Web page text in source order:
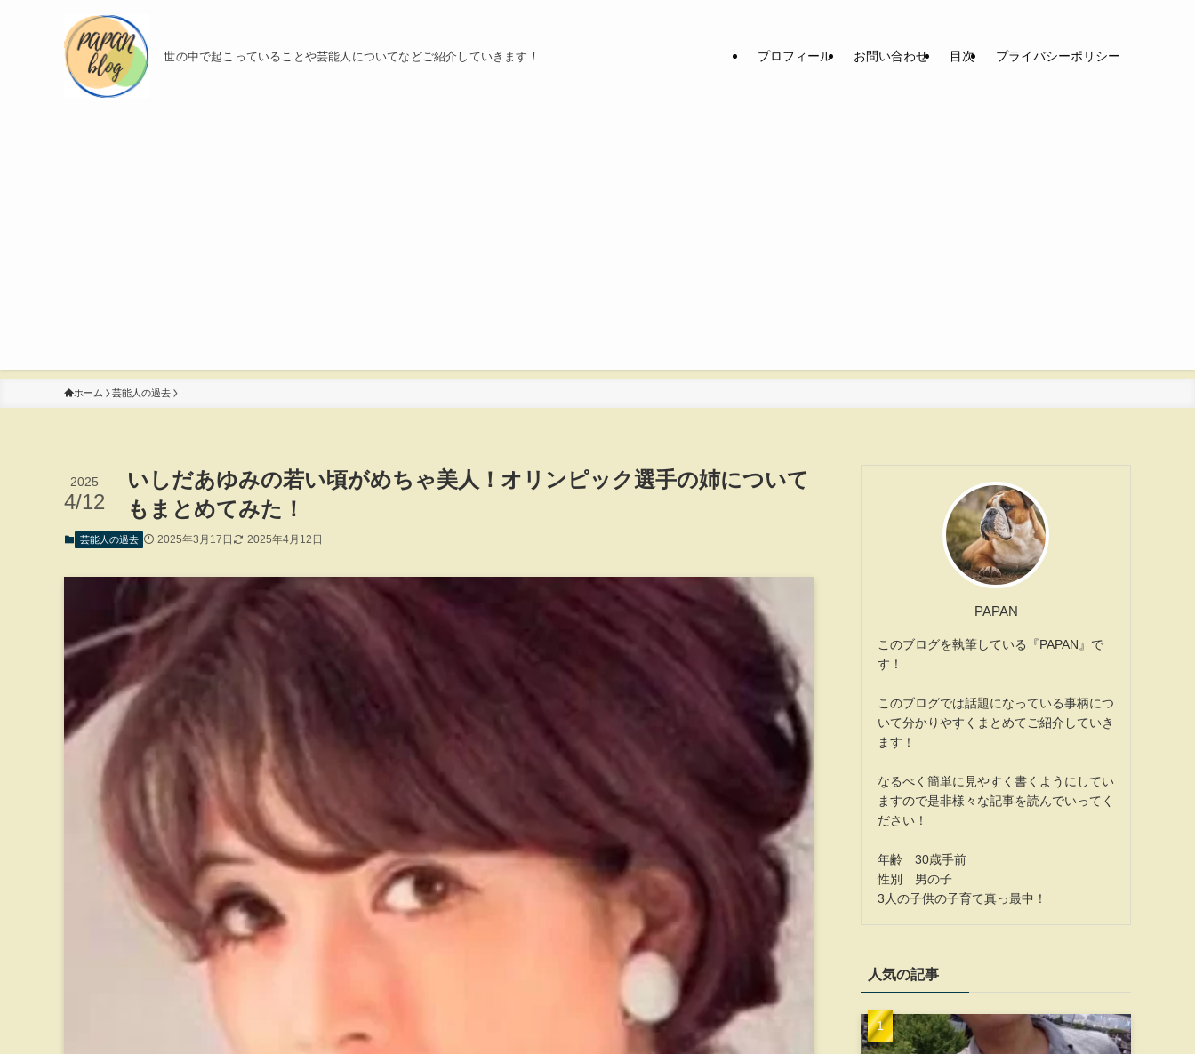
世の中で起こっていることや芸能人についてなどご紹介していきます！ プロフィール お問い合わせ 目次 プライバシーポリシー
ホーム 芸能人の過去
いしだあゆみの若い頃がめちゃ美人！オリンピック選手の姉について
もまとめてみた！
2025
4/12
芸能人の過去 2025年3月17日 2025年4月12日
PAPAN
このブログを執筆している『PAPAN』で
す！
このブログでは話題になっている事柄につ
いて分かりやすくまとめてご紹介していき
ます！
なるべく簡単に見やすく書くようにしてい
ますので是非様々な記事を読んでいってく
ださい！
年齢 30歳手前
性別 男の子
3人の子供の子育て真っ最中！
人気の記事